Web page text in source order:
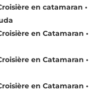
en catamaran •
en Catamaran •
en Catamaran •
en Catamaran •